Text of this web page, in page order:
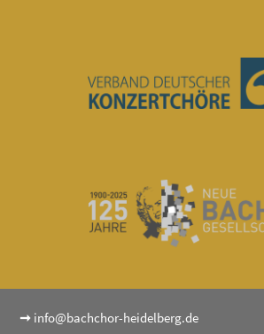
➞ info@bachchor-heidelberg.de